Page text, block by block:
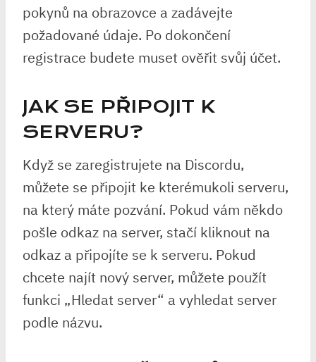
pokynů na obrazovce a zadávejte
požadované údaje. Po dokončení
registrace budete muset ověřit svůj účet.
JAK SE PŘIPOJIT K
SERVERU?
Když se zaregistrujete na Discordu,
můžete se připojit ke kterémukoli serveru,
na který máte pozvání. Pokud vám někdo
pošle odkaz na server, stačí kliknout na
odkaz a připojíte se k serveru. Pokud
chcete najít nový server, můžete použít
funkci „Hledat server“ a vyhledat server
podle názvu.